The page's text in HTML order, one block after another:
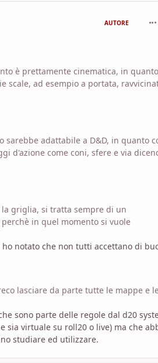
AUTORE
è prettamente cinematica, in
scale, ad esempio a portata,
adattabile a D&D, in quanto
d'azione come coni, sfere e via
griglia, si tratta sempre di un
in quel momento si vuole
notato che non tutti accettano di
lasciare da parte tutte le mappe e
sono parte delle regole dal d20
sia virtuale su roll20 o live) ma che
studiare ed utilizzare.